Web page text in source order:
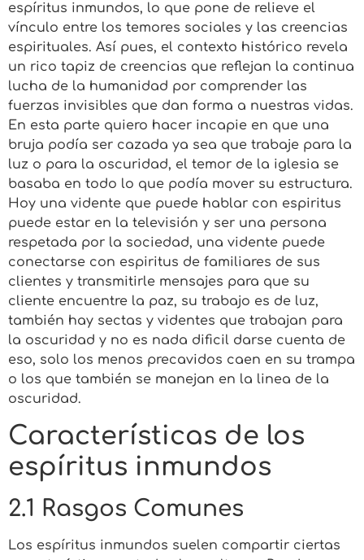
espíritus inmundos, lo que pone de relieve el
vínculo entre los temores sociales y las creencias
espirituales. Así pues, el contexto histórico revela
un rico tapiz de creencias que reflejan la continua
lucha de la humanidad por comprender las
fuerzas invisibles que dan forma a nuestras vidas.
En esta parte quiero hacer incapie en que una
bruja podía ser cazada ya sea que trabaje para la
luz o para la oscuridad, el temor de la iglesia se
basaba en todo lo que podía mover su estructura.
Hoy una vidente que puede hablar con espiritus
puede estar en la televisión y ser una persona
respetada por la sociedad, una vidente puede
conectarse con espiritus de familiares de sus
clientes y transmitirle mensajes para que su
cliente encuentre la paz, su trabajo es de luz,
también hay sectas y videntes que trabajan para
la oscuridad y no es nada dificil darse cuenta de
eso, solo los menos precavidos caen en su trampa
o los que también se manejan en la linea de la
oscuridad.
Características de los
espíritus inmundos
2.1 Rasgos Comunes
Los espíritus inmundos suelen compartir ciertas